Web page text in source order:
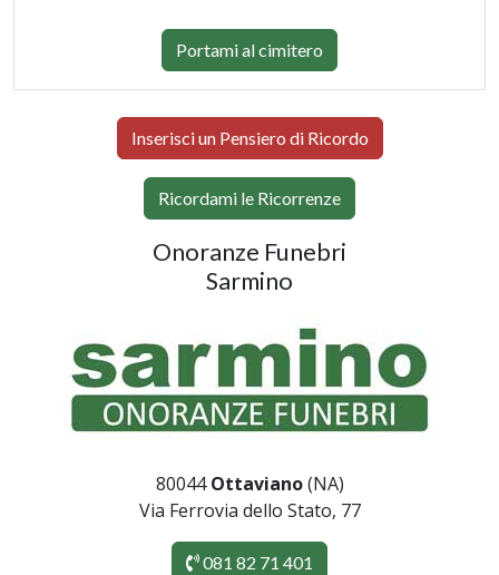
Portami al cimitero
Inserisci un Pensiero di Ricordo
Ricordami le Ricorrenze
Onoranze Funebri
Sarmino
80044Ottaviano(NA)
Via Ferrovia dello Stato, 77
081 82 71 401